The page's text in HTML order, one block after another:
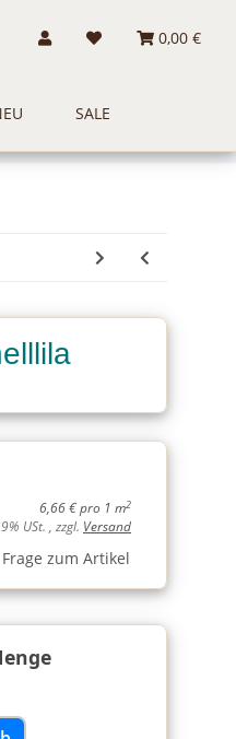
0,00 €
SALE
6,66 € pro 1 m2
USt. , zzgl. Versand
Frage zum Artikel